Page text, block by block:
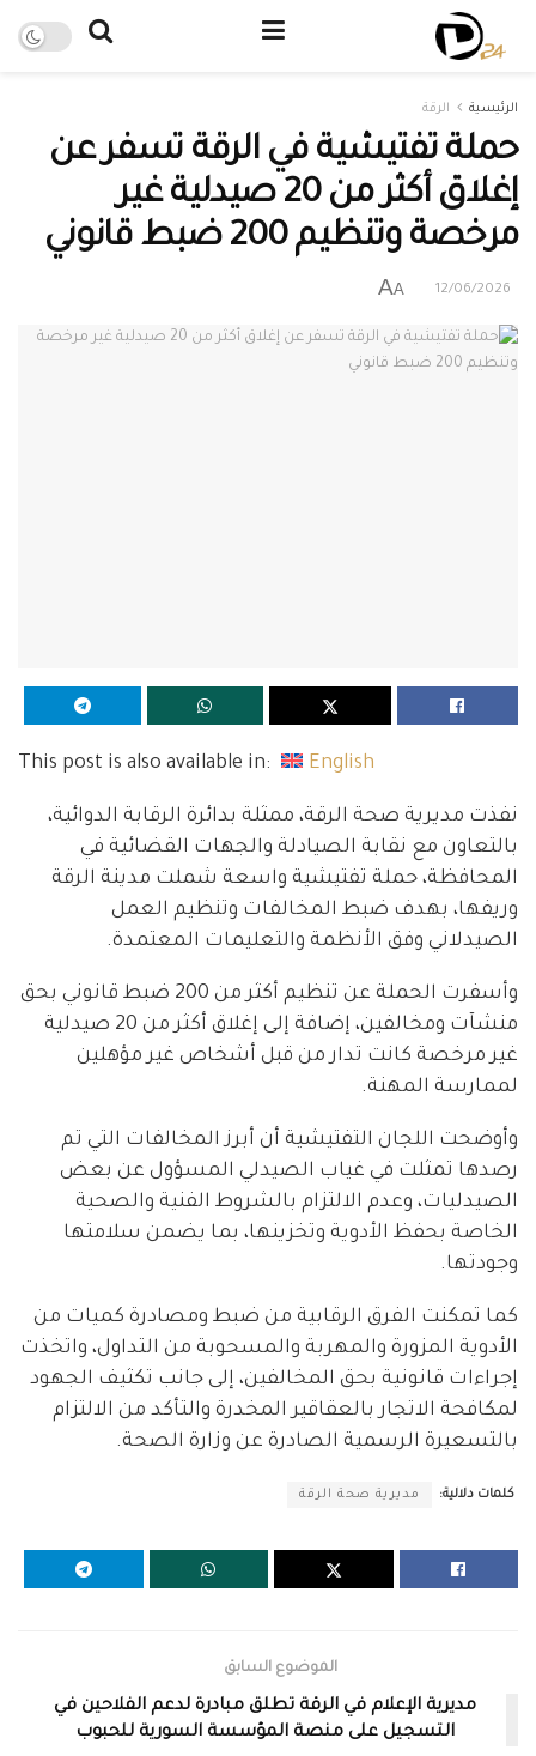
الرئيسية الرقة
حملة تفتيشية في الرقة تسفر عن
إغلاق أكثر من 20 صيدلية غير
مرخصة وتنظيم 200 ضبط قانوني
12/06/2026
A
A
This post is also available in: English
نفذت مديرية صحة الرقة، ممثلة بدائرة الرقابة الدوائية،
بالتعاون مع نقابة الصيادلة والجهات القضائية في
المحافظة، حملة تفتيشية واسعة شملت مدينة الرقة
وريفها، بهدف ضبط المخالفات وتنظيم العمل
الصيدلاني وفق الأنظمة والتعليمات المعتمدة.
وأسفرت الحملة عن تنظيم أكثر من 200 ضبط قانوني بحق
منشآت ومخالفين، إضافة إلى إغلاق أكثر من 20 صيدلية
غير مرخصة كانت تدار من قبل أشخاص غير مؤهلين
لممارسة المهنة.
وأوضحت اللجان التفتيشية أن أبرز المخالفات التي تم
رصدها تمثلت في غياب الصيدلي المسؤول عن بعض
الصيدليات، وعدم الالتزام بالشروط الفنية والصحية
الخاصة بحفظ الأدوية وتخزينها، بما يضمن سلامتها
وجودتها.
كما تمكنت الفرق الرقابية من ضبط ومصادرة كميات من
الأدوية المزورة والمهربة والمسحوبة من التداول، واتخذت
إجراءات قانونية بحق المخالفين، إلى جانب تكثيف الجهود
لمكافحة الاتجار بالعقاقير المخدرة والتأكد من الالتزام
بالتسعيرة الرسمية الصادرة عن وزارة الصحة.
كلمات دلالية: مديرية صحة الرقة
الموضوع السابق
مديرية الإعلام في الرقة تطلق مبادرة لدعم الفلاحين في
التسجيل على منصة المؤسسة السورية للحبوب